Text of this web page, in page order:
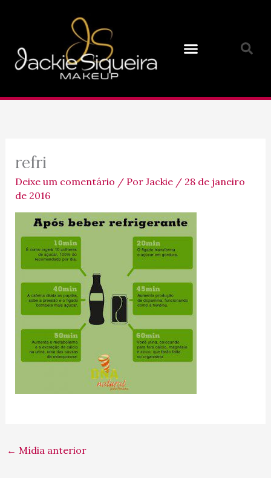
conteúdo
refri
Deixe um comentário / Por Jackie / 28 de janeiro
de 2016
← Mídia anterior